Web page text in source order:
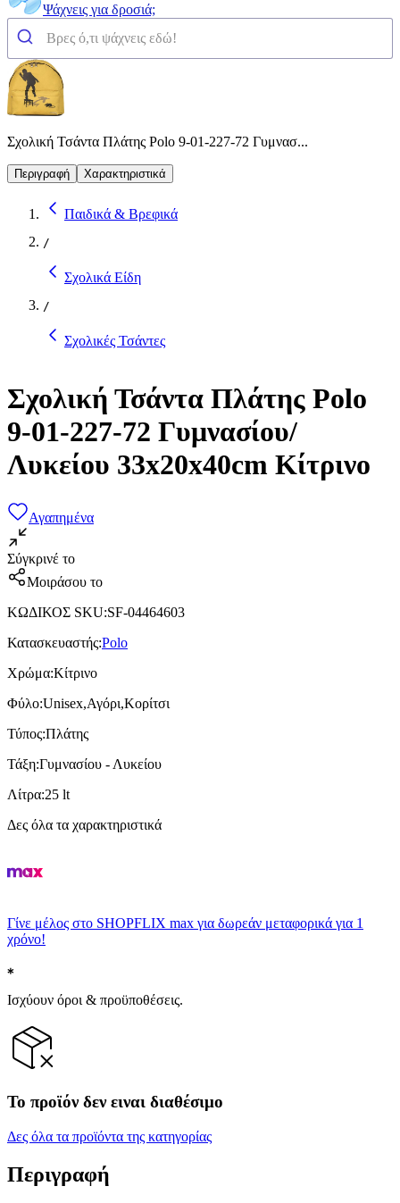
Ψάχνεις για δροσιά;
Σχολική Τσάντα Πλάτης Polo 9-01-227-72 Γυμνασ...
Περιγραφή Χαρακτηριστικά
Παιδικά & Βρεφικά
/
Σχολικά Είδη
/
Σχολικές Τσάντες
Σχολική Τσάντα Πλάτης Polo
9-01-227-72 Γυμνασίου/
Λυκείου 33x20x40cm Κίτρινο
Αγαπημένα
Σύγκρινέ το
Μοιράσου το
ΚΩΔΙΚΟΣ SKU:SF-04464603
Κατασκευαστής:Polo
Χρώμα:Κίτρινο
Φύλο:Unisex,Αγόρι,Κορίτσι
Τύπος:Πλάτης
Τάξη:Γυμνασίου - Λυκείου
Λίτρα:25 lt
Δες όλα τα χαρακτηριστικά
Γίνε μέλος στο SHOPFLIX max για δωρεάν μεταφορικά για 1
χρόνο!
Ισχύουν όροι & προϋποθέσεις.
Το προϊόν δεν ειναι διαθέσιμο
Δες όλα τα προϊόντα της κατηγορίας
Περιγραφή